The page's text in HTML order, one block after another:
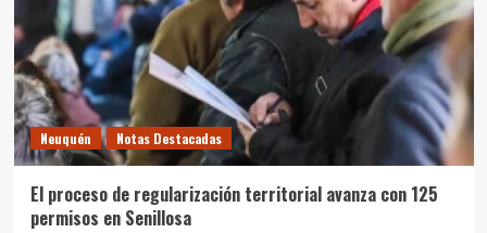
Neuquén Notas Destacadas
El proceso de regularización territorial avanza con 125
permisos en Senillosa